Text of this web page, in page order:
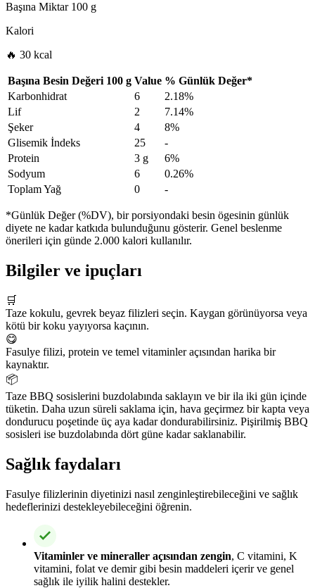
Başına Miktar100 g
Kalori
🔥 30 kcal
Başına Besin Değeri 100 g Value % Günlük Değer*
Karbonhidrat
6
2.18%
Lif
2
7.14%
Şeker
4
8%
Glisemik İndeks
25
-
Protein
3 g
6%
Sodyum
6
0.26%
Toplam Yağ
0 -
*Günlük Değer (%DV), bir porsiyondaki besin ögesinin günlük
diyete ne kadar katkıda bulunduğunu gösterir. Genel beslenme
önerileri için günde 2.000 kalori kullanılır.
Bilgiler ve ipuçları
🛒
Taze kokulu, gevrek beyaz filizleri seçin. Kaygan görünüyorsa veya
kötü bir koku yayıyorsa kaçının.
😋
Fasulye filizi, protein ve temel vitaminler açısından harika bir
kaynaktır.
📦
Taze BBQ sosislerini buzdolabında saklayın ve bir ila iki gün içinde
tüketin. Daha uzun süreli saklama için, hava geçirmez bir kapta veya
dondurucu poşetinde üç aya kadar dondurabilirsiniz. Pişirilmiş BBQ
sosisleri ise buzdolabında dört güne kadar saklanabilir.
Sağlık faydaları
Fasulye filizlerinin diyetinizi nasıl zenginleştirebileceğini ve sağlık
hedeflerinizi destekleyebileceğini öğrenin.
Vitaminler ve mineraller açısından zengin, C vitamini, K
vitamini, folat ve demir gibi besin maddeleri içerir ve genel
sağlık ile iyilik halini destekler.